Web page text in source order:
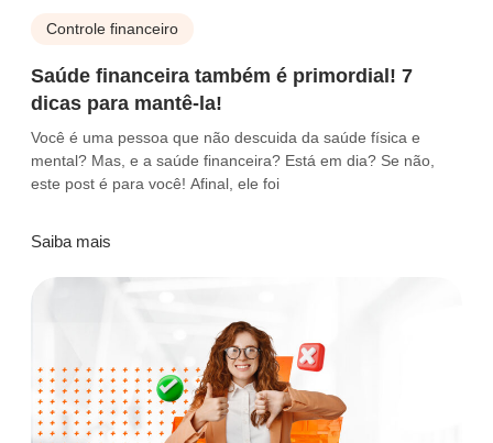
Controle financeiro
Saúde financeira também é primordial! 7
dicas para mantê-la!
Você é uma pessoa que não descuida da saúde física e
mental? Mas, e a saúde financeira? Está em dia? Se não,
este post é para você! Afinal, ele foi
Saiba mais